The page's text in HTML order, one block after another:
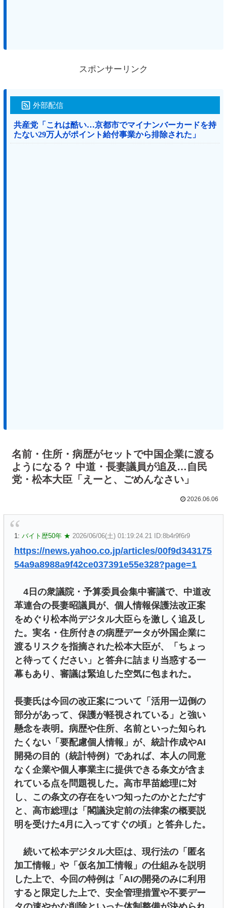
スポンサーリンク
外部配信
共産党「これは酷い…京都市でマイナンバーカードを持
たない29万人がポイント給付事業から排除された」
名前・住所・病歴がセットで中国企業に渡る
ようになる？ 中道・長妻議員が追及…自民
党・松本大臣「えーと、ごめんなさい」
2026.06.06
1: バイト歴50年 ★ 2026/06/06(土) 01:19:24.21 ID:8b4r9f6r9
https://news.yahoo.co.jp/articles/00f9d343175
54a9a8988a9f42ce037391e55e328?page=1
4日の衆議院・予算委員会集中審議で、中道改
革連合の長妻昭議員が、個人情報保護法改正案
をめぐり松本尚デジタル大臣らを激しく追及し
た。実名・住所付きの病歴データが外国企業に
渡るリスクを指摘された松本大臣が、「ちょっ
と待ってください」と答弁に詰まり当惑する一
幕もあり、審議は緊迫した空気に包まれた。
長妻氏は今回の改正案について「活用一辺倒の
部分があって、保護が軽視されている」と強い
懸念を表明。病歴や住所、名前といった知られ
たくない「要配慮個人情報」が、統計作成やAI
開発の目的（統計特例）であれば、本人の同意
なく企業や個人事業主に提供できる条文が含ま
れている点を問題視した。高市早苗総理に対
し、この条文の存在をいつ知ったのかとただす
と、高市総理は「閣議決定前の法律案の概要説
明を受けた4月に入ってすぐの頃」と答弁した。
続いて松本デジタル大臣は、現行法の「匿名
加工情報」や「仮名加工情報」の仕組みを説明
した上で、今回の特例は「AIの開発のみに利用
すると限定した上で、安全管理措置や不要デー